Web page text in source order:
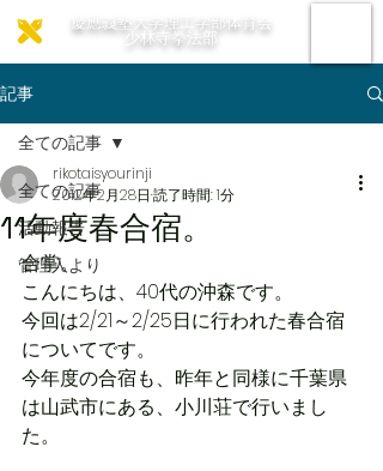
慶應義塾大学理工学部体育会
少林寺拳法部
記事
全ての記事
活動報告
管理人より
全ての記事
11年度春合宿。
rikotaisyourinji
2012年2月28日 読了時間: 1分
合掌。
こんにちは、40代の沖森です。
今回は2/21～2/25日に行われた春合宿
についてです。
今年度の合宿も、昨年と同様に千葉県
は山武市にある、小川荘で行いまし
た。